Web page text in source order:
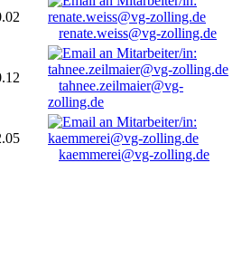
renate.weiss@vg-zolling.de
tahnee.zeilmaier@vg-
zolling.de
kaemmerei@vg-zolling.de